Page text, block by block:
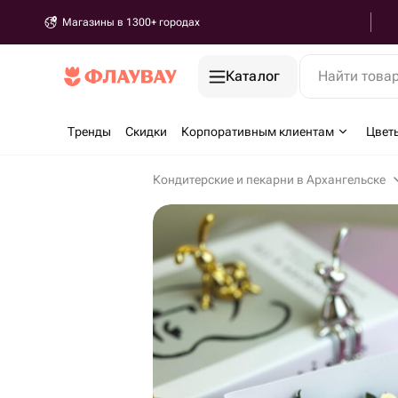
Магазины в 1300+ городах
Каталог Найти
Тренды Скидки Корпоративным клиентам
Кондитерские и пекарни в Архангельске